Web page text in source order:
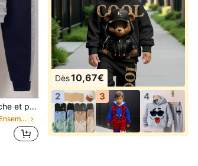
2 pièces/set Veste à capuche et pantalon décontractés avec imprimé lettres en blocs de couleurs contrastées pour jeune garçon
de Lettre Ensembles d'extérieur pour jeunes garçon
Dès10,67€
2 3 4